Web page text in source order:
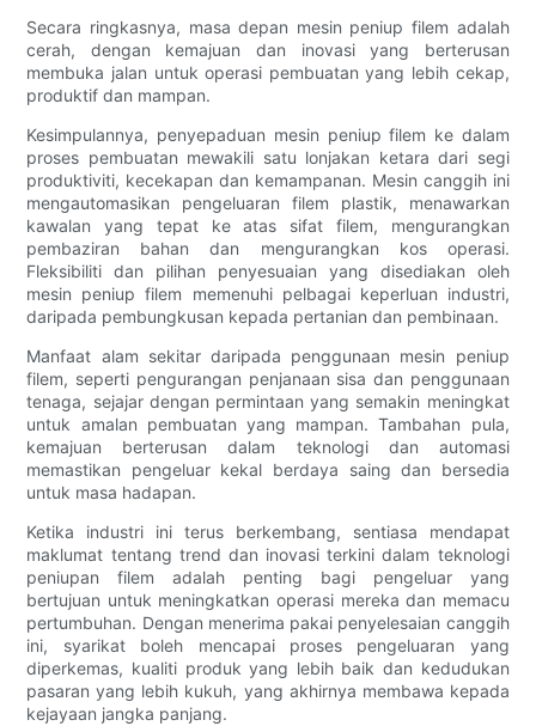
Secara ringkasnya, masa depan mesin peniup filem adalah
cerah, dengan kemajuan dan inovasi yang berterusan
membuka jalan untuk operasi pembuatan yang lebih cekap,
produktif dan mampan.
Kesimpulannya, penyepaduan mesin peniup filem ke dalam
proses pembuatan mewakili satu lonjakan ketara dari segi
produktiviti, kecekapan dan kemampanan. Mesin canggih ini
mengautomasikan pengeluaran filem plastik, menawarkan
kawalan yang tepat ke atas sifat filem, mengurangkan
pembaziran bahan dan mengurangkan kos operasi.
Fleksibiliti dan pilihan penyesuaian yang disediakan oleh
mesin peniup filem memenuhi pelbagai keperluan industri,
daripada pembungkusan kepada pertanian dan pembinaan.
Manfaat alam sekitar daripada penggunaan mesin peniup
filem, seperti pengurangan penjanaan sisa dan penggunaan
tenaga, sejajar dengan permintaan yang semakin meningkat
untuk amalan pembuatan yang mampan. Tambahan pula,
kemajuan berterusan dalam teknologi dan automasi
memastikan pengeluar kekal berdaya saing dan bersedia
untuk masa hadapan.
Ketika industri ini terus berkembang, sentiasa mendapat
maklumat tentang trend dan inovasi terkini dalam teknologi
peniupan filem adalah penting bagi pengeluar yang
bertujuan untuk meningkatkan operasi mereka dan memacu
pertumbuhan. Dengan menerima pakai penyelesaian canggih
ini, syarikat boleh mencapai proses pengeluaran yang
diperkemas, kualiti produk yang lebih baik dan kedudukan
pasaran yang lebih kukuh, yang akhirnya membawa kepada
kejayaan jangka panjang.